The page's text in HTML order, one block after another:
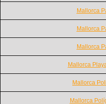
Mallorca
Mallorca
Mallorca
Mallorca
Mallorca
Mallorca